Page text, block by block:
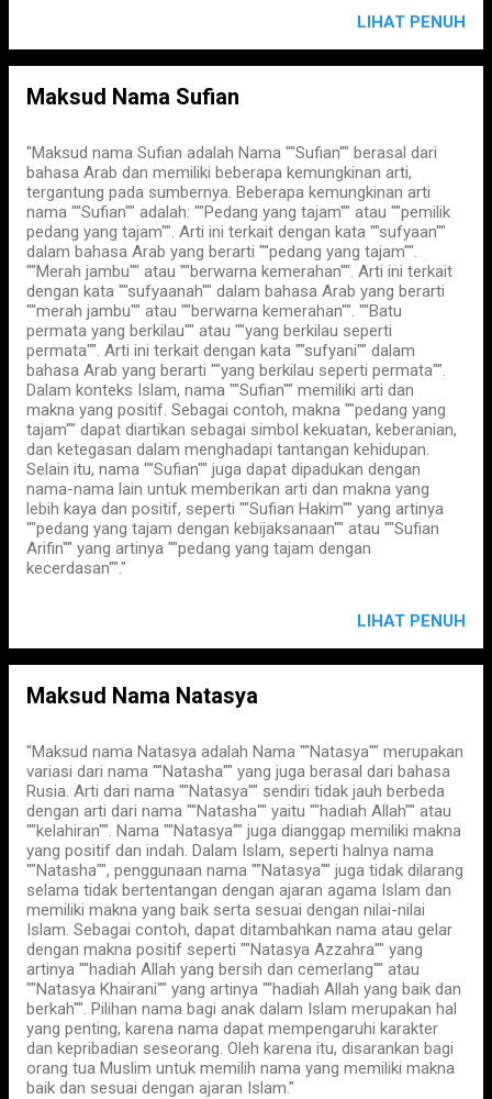
LIHAT PENUH
Maksud Nama Sufian
"Maksud nama Sufian adalah Nama ""Sufian"" berasal dari
bahasa Arab dan memiliki beberapa kemungkinan arti,
tergantung pada sumbernya. Beberapa kemungkinan arti
nama ""Sufian"" adalah: ""Pedang yang tajam"" atau ""pemilik
pedang yang tajam"". Arti ini terkait dengan kata ""sufyaan""
dalam bahasa Arab yang berarti ""pedang yang tajam"".
""Merah jambu"" atau ""berwarna kemerahan"". Arti ini terkait
dengan kata ""sufyaanah"" dalam bahasa Arab yang berarti
""merah jambu"" atau ""berwarna kemerahan"". ""Batu
permata yang berkilau"" atau ""yang berkilau seperti
permata"". Arti ini terkait dengan kata ""sufyani"" dalam
bahasa Arab yang berarti ""yang berkilau seperti permata"".
Dalam konteks Islam, nama ""Sufian"" memiliki arti dan
makna yang positif. Sebagai contoh, makna ""pedang yang
tajam"" dapat diartikan sebagai simbol kekuatan, keberanian,
dan ketegasan dalam menghadapi tantangan kehidupan.
Selain itu, nama ""Sufian"" juga dapat dipadukan dengan
nama-nama lain untuk memberikan arti dan makna yang
lebih kaya dan positif, seperti ""Sufian Hakim"" yang artinya
""pedang yang tajam dengan kebijaksanaan"" atau ""Sufian
Arifin"" yang artinya ""pedang yang tajam dengan
kecerdasan""."
LIHAT PENUH
Maksud Nama Natasya
"Maksud nama Natasya adalah Nama ""Natasya"" merupakan
variasi dari nama ""Natasha"" yang juga berasal dari bahasa
Rusia. Arti dari nama ""Natasya"" sendiri tidak jauh berbeda
dengan arti dari nama ""Natasha"" yaitu ""hadiah Allah"" atau
""kelahiran"". Nama ""Natasya"" juga dianggap memiliki makna
yang positif dan indah. Dalam Islam, seperti halnya nama
""Natasha"", penggunaan nama ""Natasya"" juga tidak dilarang
selama tidak bertentangan dengan ajaran agama Islam dan
memiliki makna yang baik serta sesuai dengan nilai-nilai
Islam. Sebagai contoh, dapat ditambahkan nama atau gelar
dengan makna positif seperti ""Natasya Azzahra"" yang
artinya ""hadiah Allah yang bersih dan cemerlang"" atau
""Natasya Khairani"" yang artinya ""hadiah Allah yang baik dan
berkah"". Pilihan nama bagi anak dalam Islam merupakan hal
yang penting, karena nama dapat mempengaruhi karakter
dan kepribadian seseorang. Oleh karena itu, disarankan bagi
orang tua Muslim untuk memilih nama yang memiliki makna
baik dan sesuai dengan ajaran Islam."